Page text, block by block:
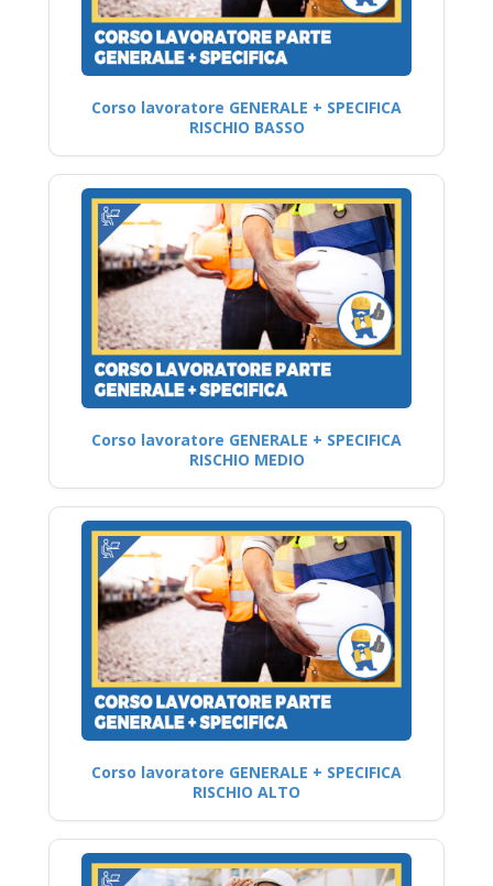
Corso lavoratore GENERALE + SPECIFICA
RISCHIO BASSO
Corso lavoratore GENERALE + SPECIFICA
RISCHIO MEDIO
Corso lavoratore GENERALE + SPECIFICA
RISCHIO ALTO